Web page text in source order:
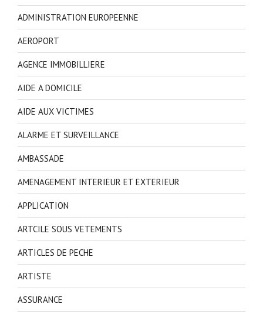
ADMINISTRATION EUROPEENNE
AEROPORT
AGENCE IMMOBILLIERE
AIDE A DOMICILE
AIDE AUX VICTIMES
ALARME ET SURVEILLANCE
AMBASSADE
AMENAGEMENT INTERIEUR ET EXTERIEUR
APPLICATION
ARTCILE SOUS VETEMENTS
ARTICLES DE PECHE
ARTISTE
ASSURANCE